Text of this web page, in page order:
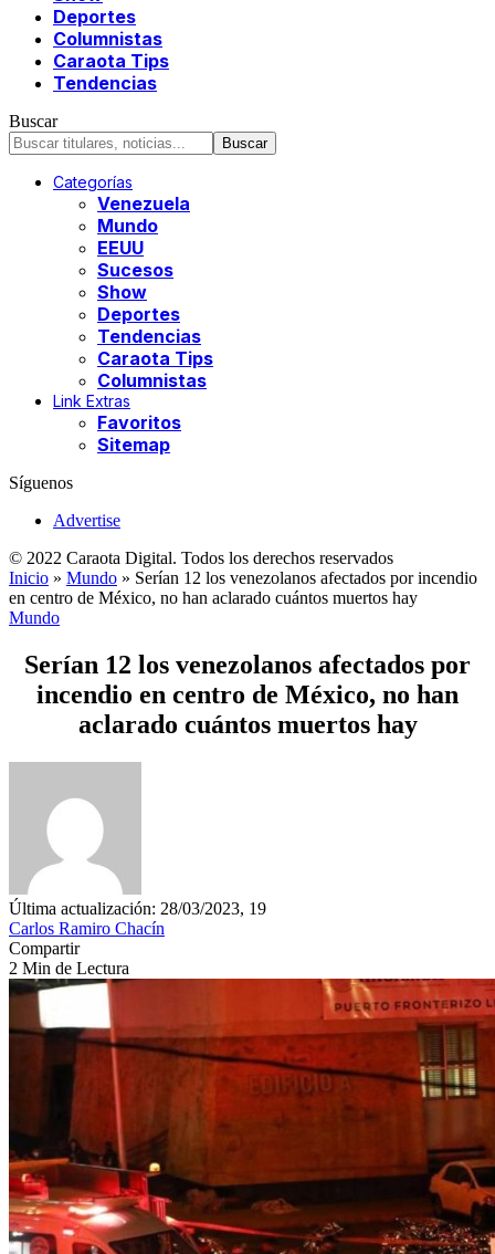
Deportes
Columnistas
Caraota Tips
Tendencias
Buscar
Categorías
Venezuela
Mundo
EEUU
Sucesos
Show
Deportes
Tendencias
Caraota Tips
Columnistas
Link Extras
Favoritos
Sitemap
Síguenos
Advertise
© 2022 Caraota Digital. Todos los derechos reservados
Inicio » Mundo » Serían 12 los venezolanos afectados por incendio
en centro de México, no han aclarado cuántos muertos hay
Mundo
Serían 12 los venezolanos afectados por
incendio en centro de México, no han
aclarado cuántos muertos hay
Última actualización: 28/03/2023, 19
Carlos Ramiro Chacín
Compartir
2 Min de Lectura